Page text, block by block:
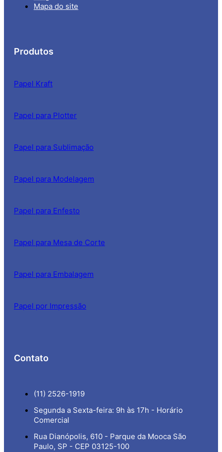
Mapa do site
Produtos
Papel Kraft
Papel para Plotter
Papel para Sublimação
Papel para Modelagem
Papel para Enfesto
Papel para Mesa de Corte
Papel para Embalagem
Papel por Impressão
Contato
(11) 2526-1919
Segunda a Sexta-feira: 9h às 17h - Horário
Comercial
Rua Dianópolis, 610 - Parque da Mooca São
Paulo, SP - CEP 03125-100